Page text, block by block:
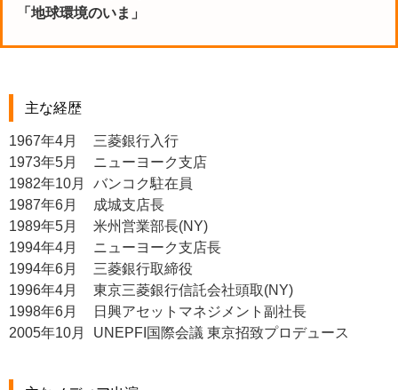
「地球環境のいま」
主な経歴
1967年4月
三菱銀行入行
1973年5月
ニューヨーク支店
1982年10月
バンコク駐在員
1987年6月
成城支店長
1989年5月
米州営業部長(NY)
1994年4月
ニューヨーク支店長
1994年6月
三菱銀行取締役
1996年4月
東京三菱銀行信託会社頭取(NY)
1998年6月
日興アセットマネジメント副社長
2005年10月
UNEPFI国際会議 東京招致プロデュース